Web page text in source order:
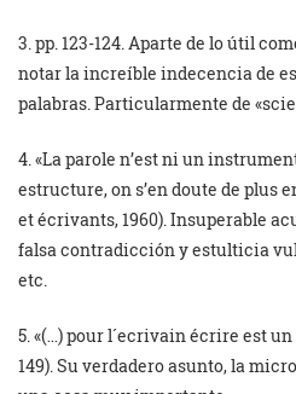
3. pp. 123-124. Aparte de lo útil
notar la increíble indecencia de
palabras. Particularmente de
4. «La parole n’est ni un
estructure, on s’en doute de plus
et écrivants, 1960). Insuperable
falsa contradicción y estulticia
etc.
5. «(…) pour l´ecrivain écrire est
149). Su verdadero asunto, la